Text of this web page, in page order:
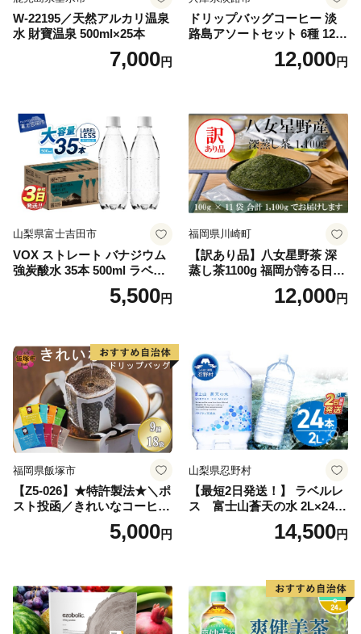
W-22195／天然アルカリ温泉
水 財寶温泉 500ml×25本
7,000円
ドリップバッグコーヒー 淡
路島アソートセット 6種 120
袋 飲み比べ コーヒー
12,000円
山梨県富士吉田市
VOX ストレート バナジウム
強炭酸水 35本 500ml ラベル
レス【富士吉田市限定カート
5,500円
福岡県川崎町
【訳あり品】八女星野茶 深
蒸し茶1100g 福岡が誇る日本
茶_ 訳アリ 常温 お茶 茶袋 常
備品 おちゃ ocha 茶葉 緑茶
小分け お土産 お取り寄せ グ
ルメ 福岡 九州 福岡県 国産
日本 ふかむし茶 ふかむし 家
庭用 自宅用 ちゃ りょくちゃ
ふかむしちゃ 急須 甘み 川崎
町 送料無料
12,000円
福岡県飯塚市
【Z5-026】★特許製法★＼ポ
スト投函／きれいなコーヒー
ドリップバッグ9種セット(18
袋)ゆうパケットでお届け！
5,000円
山梨県忍野村
【最短2日発送！】 ラベルレ
ス 富士山蒼天の水 2L×24本
（4ケース）※離島不可 天然
水 ミネラルウォーター 水 ペ
産 シリカ ミネラル 美容 備蓄
防災 長期保存 富士山 山梨県
忍野村
14,500円